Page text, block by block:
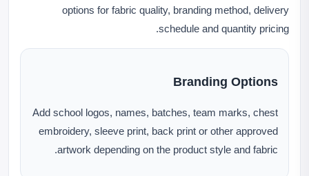
options for fabric quality, branding method, delivery
schedule and quantity pricing.
Branding Options
Add school logos, names, batches, team marks, chest
embroidery, sleeve print, back print or other approved
artwork depending on the product style and fabric.